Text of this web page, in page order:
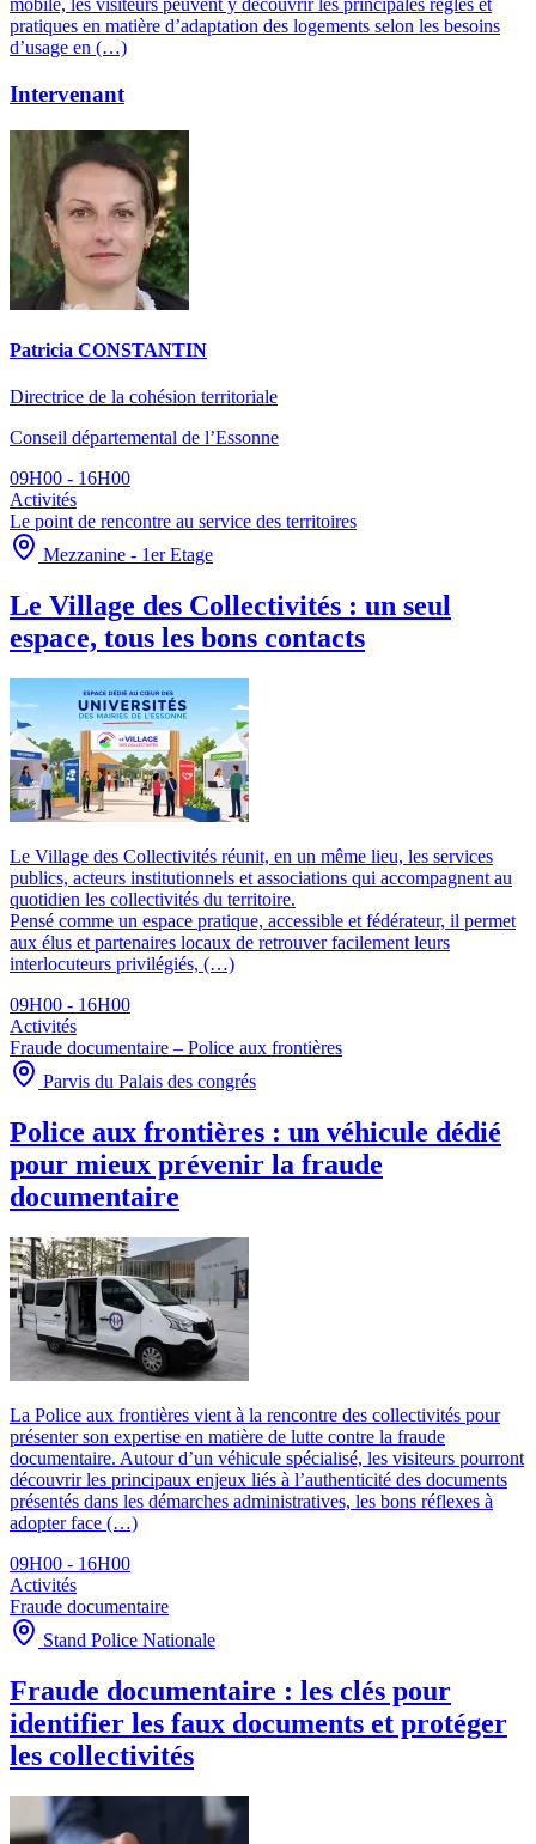
mobile, les visiteurs peuvent y découvrir les principales règles et
pratiques en matière d’adaptation des logements selon les besoins
d’usage en (…)
Intervenant
Patricia CONSTANTIN
Directrice de la cohésion territoriale
Conseil départemental de l’Essonne
09H00 - 16H00
Activités
Le point de rencontre au service des territoires
Mezzanine - 1er Etage
Le Village des Collectivités : un seul
espace, tous les bons contacts
Le Village des Collectivités réunit, en un même lieu, les services
publics, acteurs institutionnels et associations qui accompagnent au
quotidien les collectivités du territoire.
Pensé comme un espace pratique, accessible et fédérateur, il permet
aux élus et partenaires locaux de retrouver facilement leurs
interlocuteurs privilégiés, (…)
09H00 - 16H00
Activités
Fraude documentaire – Police aux frontières
Parvis du Palais des congrés
Police aux frontières : un véhicule dédié
pour mieux prévenir la fraude
documentaire
La Police aux frontières vient à la rencontre des collectivités pour
présenter son expertise en matière de lutte contre la fraude
documentaire. Autour d’un véhicule spécialisé, les visiteurs pourront
découvrir les principaux enjeux liés à l’authenticité des documents
présentés dans les démarches administratives, les bons réflexes à
adopter face (…)
09H00 - 16H00
Activités
Fraude documentaire
Stand Police Nationale
Fraude documentaire : les clés pour
identifier les faux documents et protéger
les collectivités